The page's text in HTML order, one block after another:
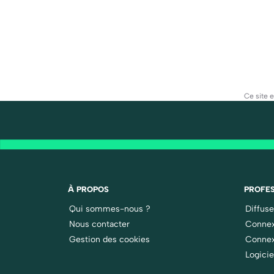
Ce site
À PROPOS
Qui sommes-nous ?
Nous contacter
Gestion des cookies